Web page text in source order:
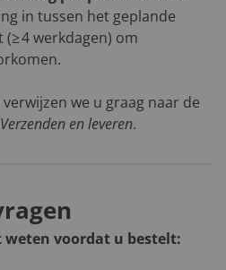
in tussen het geplande
4 werkdagen) om
we u graag naar de
Verzenden en leveren.
weten voordat u bestelt: